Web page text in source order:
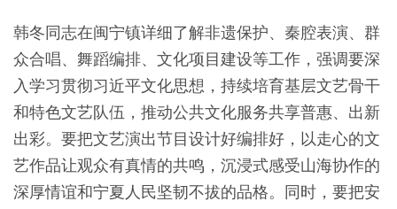
韩冬同志在闽宁镇详细了解非遗保护、秦腔表演、群
众合唱、舞蹈编排、文化项目建设等工作，强调要深
入学习贯彻习近平文化思想，持续培育基层文艺骨干
和特色文艺队伍，推动公共文化服务共享普惠、出新
出彩。要把文艺演出节目设计好编排好，以走心的文
艺作品让观众有真情的共鸣，沉浸式感受山海协作的
深厚情谊和宁夏人民坚韧不拔的品格。同时，要把安